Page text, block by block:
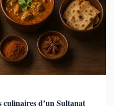
culinaires d’un Sultanat